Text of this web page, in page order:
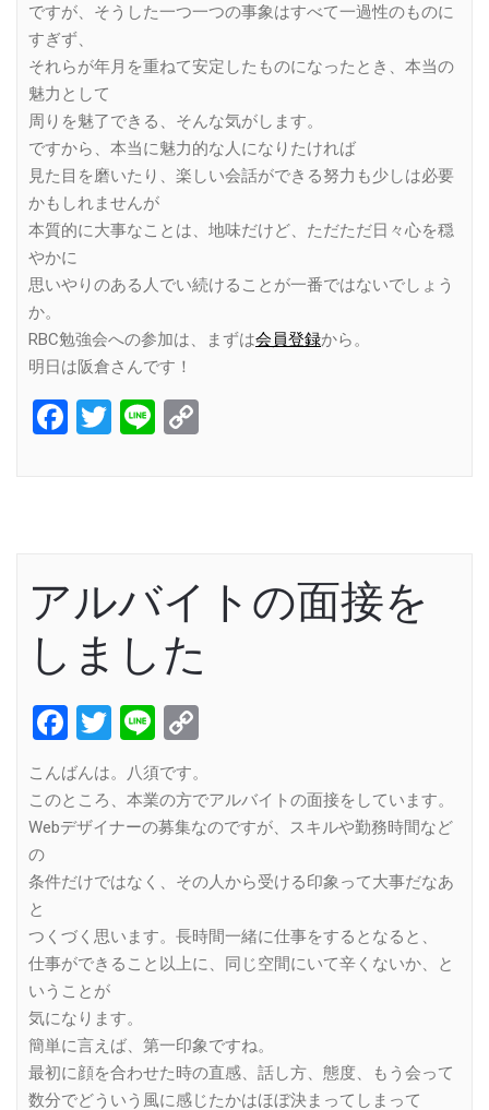
ですが、そうした一つ一つの事象はすべて一過性のものに
すぎず、
それらが年月を重ねて安定したものになったとき、本当の
魅力として
周りを魅了できる、そんな気がします。
ですから、本当に魅力的な人になりたければ
見た目を磨いたり、楽しい会話ができる努力も少しは必要
かもしれませんが
本質的に大事なことは、地味だけど、ただただ日々心を穏
やかに
思いやりのある人でい続けることが一番ではないでしょう
か。
RBC勉強会への参加は、まずは会員登録から。
明日は阪倉さんです！
Facebook
Twitter
Line
アルバイトの面接を
しました
Facebook
Twitter
Line
こんばんは。八須です。
このところ、本業の方でアルバイトの面接をしています。
Webデザイナーの募集なのですが、スキルや勤務時間など
の
条件だけではなく、その人から受ける印象って大事だなあ
と
つくづく思います。長時間一緒に仕事をするとなると、
仕事ができること以上に、同じ空間にいて辛くないか、と
いうことが
気になります。
簡単に言えば、第一印象ですね。
最初に顔を合わせた時の直感、話し方、態度、もう会って
数分でどういう風に感じたかはほぼ決まってしまって